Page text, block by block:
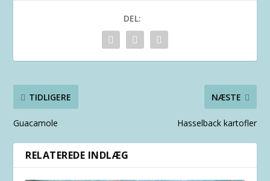
DEL:
TIDLIGERE
Guacamole
NÆSTE
Hasselback kartofler
RELATEREDE INDLÆG